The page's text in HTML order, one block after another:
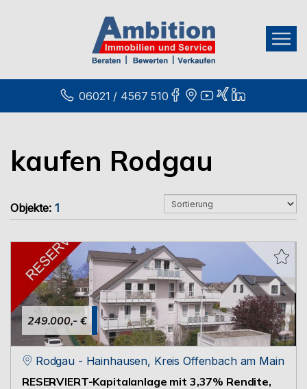
06021 / 4567 510
kaufen Rodgau
Objekte: 1
249.000,- €
Rodgau - Hainhausen, Kreis Offenbach am Main
RESERVIERT-Kapitalanlage mit 3,37% Rendite,